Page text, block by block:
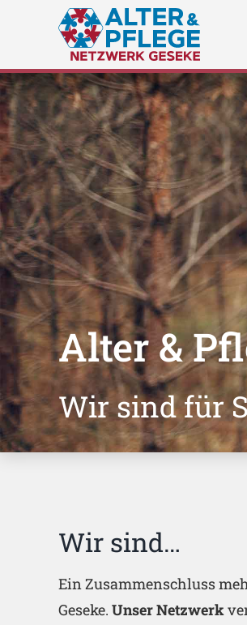
springen
Alter &
Wir sind für
Wir sind…
Ein Zusammenschluss
Geseke. Unser Netzwerk